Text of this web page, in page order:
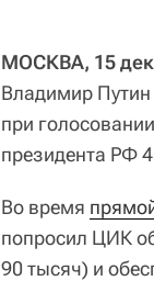
МОСКВА, 15
Владимир Путин
при
президента РФ
Во время
попросил ЦИК
90 тысяч) и